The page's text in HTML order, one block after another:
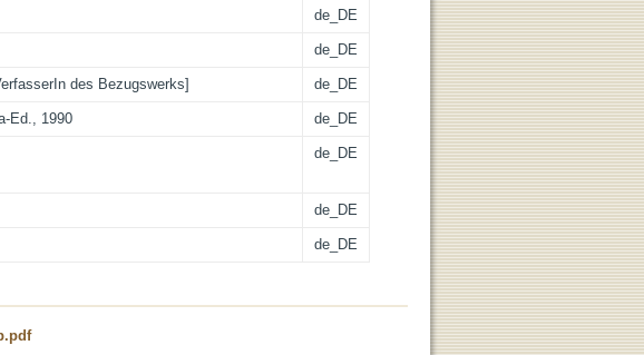
de_DE
de_DE
des Bezugswerks] de_DE
Ed., 1990 de_DE
de_DE
de_DE
de_DE